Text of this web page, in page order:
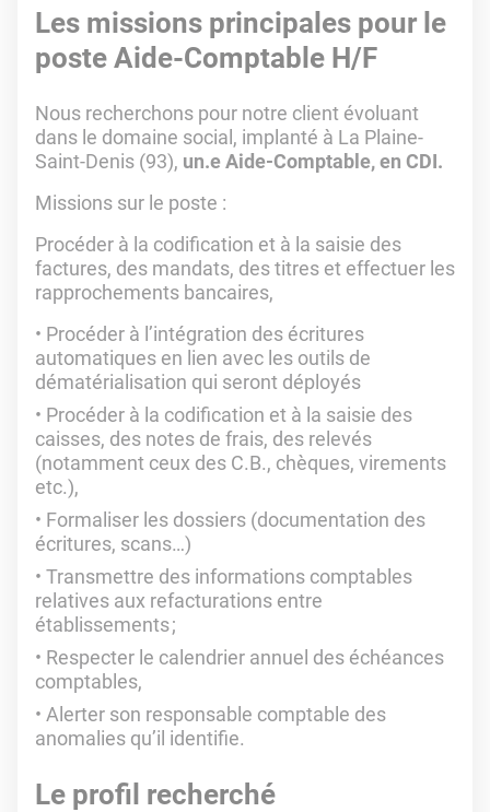
Les missions principales pour le
poste Aide-Comptable H/F
Nous recherchons pour notre client évoluant
dans le domaine social, implanté à La Plaine-
Saint-Denis (93), un.e Aide-Comptable, en CDI.
Missions sur le poste :
Procéder à la codification et à la saisie des
factures, des mandats, des titres et effectuer les
rapprochements bancaires,
Procéder à l’intégration des écritures
automatiques en lien avec les outils de
dématérialisation qui seront déployés
Procéder à la codification et à la saisie des
caisses, des notes de frais, des relevés
(notamment ceux des C.B., chèques, virements
etc.),
Formaliser les dossiers (documentation des
écritures, scans…)
Transmettre des informations comptables
relatives aux refacturations entre
établissements ;
Respecter le calendrier annuel des échéances
comptables,
Alerter son responsable comptable des
anomalies qu’il identifie.
Le profil recherché